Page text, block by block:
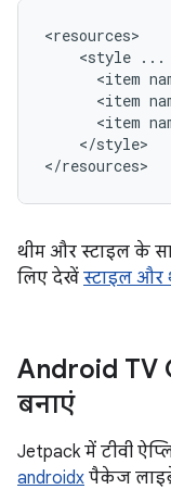
<style ...
<item
<item
<item
</style>
</resources>
थीम और स्टाइल के
लिए देखें स्टाइल और
Android TV
बनाएं
Jetpack में टीवी
androidx पैकेज